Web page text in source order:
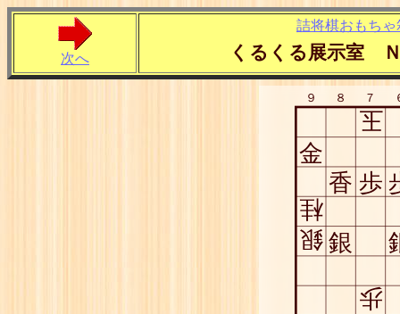
次へ
詰将棋おもちゃ
くるくる展示室
９ ８ ７
玉
金
香 歩
桂
銀 銀
歩